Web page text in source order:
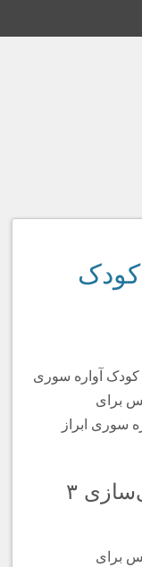
هزار کودک
برای
سوری ابراز
تلاش انگلیس برای مسیحی‌سازی ۳
برای